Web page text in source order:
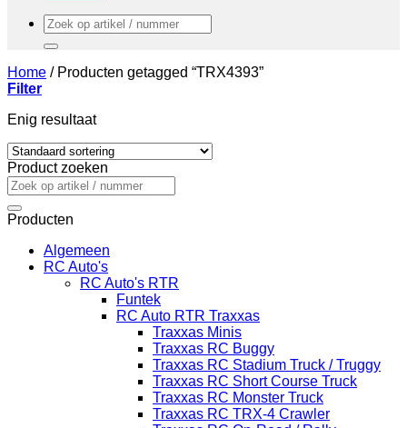
Zoeken
naar:
Home /Producten getagged “TRX4393”
Filter
Enig resultaat
Product zoeken
Zoeken
naar:
Producten
Algemeen
RC Auto's
RC Auto's RTR
Funtek
RC Auto RTR Traxxas
Traxxas Minis
Traxxas RC Buggy
Traxxas RC Stadium Truck / Truggy
Traxxas RC Short Course Truck
Traxxas RC Monster Truck
Traxxas RC TRX-4 Crawler